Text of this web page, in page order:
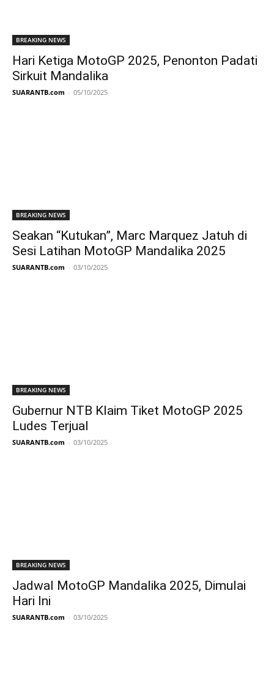
BREAKING NEWS
Hari Ketiga MotoGP 2025, Penonton Padati
Sirkuit Mandalika
SUARANTB.com - 05/10/2025
BREAKING NEWS
Seakan “Kutukan”, Marc Marquez Jatuh di
Sesi Latihan MotoGP Mandalika 2025
SUARANTB.com - 03/10/2025
BREAKING NEWS
Gubernur NTB Klaim Tiket MotoGP 2025
Ludes Terjual
SUARANTB.com - 03/10/2025
BREAKING NEWS
Jadwal MotoGP Mandalika 2025, Dimulai
Hari Ini
SUARANTB.com - 03/10/2025